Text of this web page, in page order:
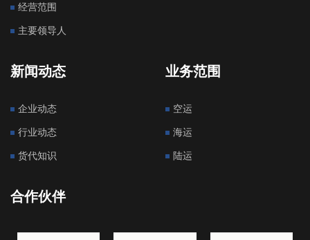
经营范围
主要领导人
新闻动态
企业动态
行业动态
货代知识
业务范围
空运
海运
陆运
合作伙伴